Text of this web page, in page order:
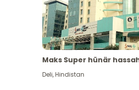
Maks Super hünär
Deli,Hindistan